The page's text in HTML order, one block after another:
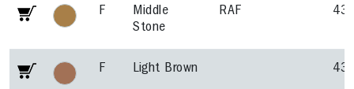
F
Middle
Stone
RAF
F Light Brown